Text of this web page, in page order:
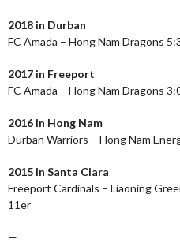
2018 in Durban
FC Amada – Hong Nam Dragons
2017 in Freeport
FC Amada – Hong Nam Dragons
2016 in Hong Nam
Durban Warriors – Hong Nam
2015 in Santa Clara
Freeport Cardinals – Liaoning
11er
—